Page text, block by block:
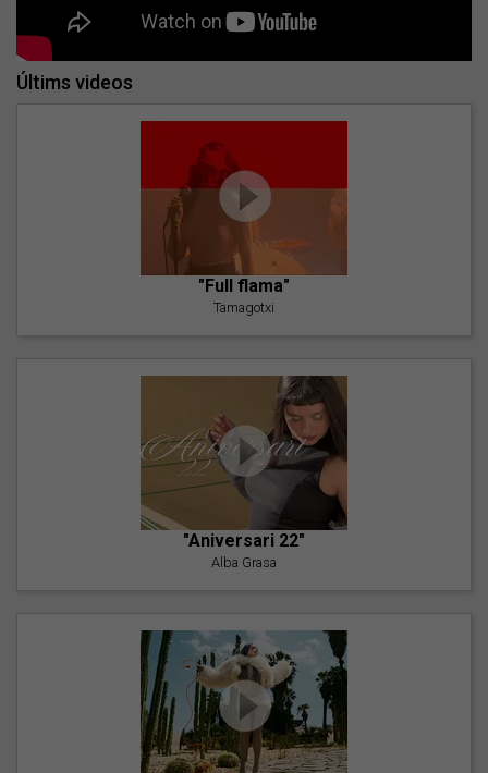
Últims videos
"Full flama"
Tamagotxi
"Aniversari 22"
Alba Grasa